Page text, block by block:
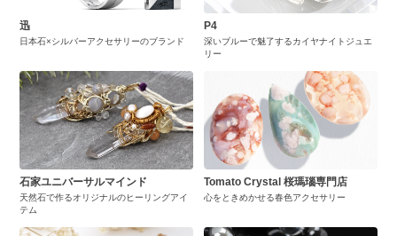
迅
日本石×シルバーアクセサリーのブランド
P4
深いブルーで魅了するカイヤナイトジュエ
リー
石家ユニバーサルマインド
天然石で作るオリジナルのヒーリングアイ
テム
Tomato Crystal 桜瑪瑙専門店
心をときめかせる春色アクセサリー